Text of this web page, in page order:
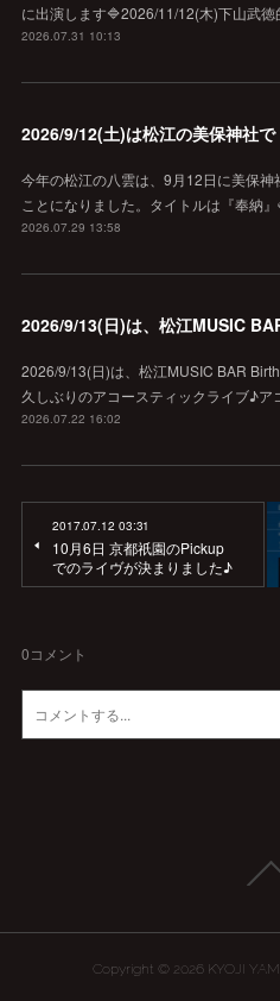
に出演します🔷2026/11/12(木)下山武
2026.07.31 10:13
今年の松江の八雲は、9月12日に美保神
ことになりました。タイトルは『奉納
2026.07.29 13:58
2026/9/13(日)は、松江MUSIC BAR
久しぶりのアコースティックライブ♪
2026.07.22 16:02
2017.07.12 03:31
10月6日 京都祇園のPickup
でのライヴが決まりました♪
0コメント
Copyright © 2026 KYOJI